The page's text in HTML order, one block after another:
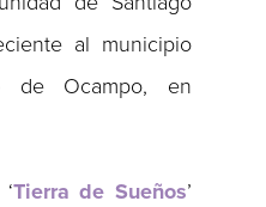
al municipio
de Ocampo, en
Tierra de Sueños’